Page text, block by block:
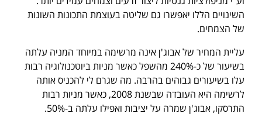
השינויים הללו יאפשרו גם שליטה בעוצמת התכונות השונות
של הצמחים.
עליית המחיר של אבוג'ן אינה מרשימה במיוחד המניה עלתה
בשיעור של כ-240% מהשפל כאשר מניות ביוטכנולוגיה רבות
עלו בשיעורים גבוהים בהרבה. מה שגרם לי להכניס אותה
לרשימה היא העובדה שבשנת 2008, כאשר מניות רבות
התרסקו, אבוג'ן שמרה על יציבות ואפילו עלתה ב-50%.